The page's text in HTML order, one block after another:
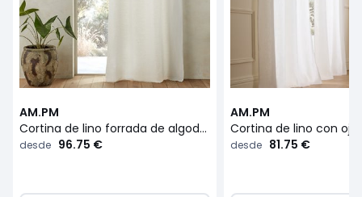
AM.PM
Cortina de lino forrada de algodón con ojales, Colin
desde 96.75 €
AM.PM
Cortina de lino con
desde 81.75 €